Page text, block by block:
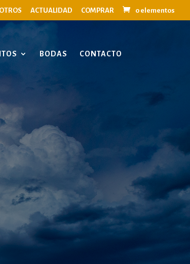
ACTUALIDAD COMPRAR 0 elementos
BODAS CONTACTO